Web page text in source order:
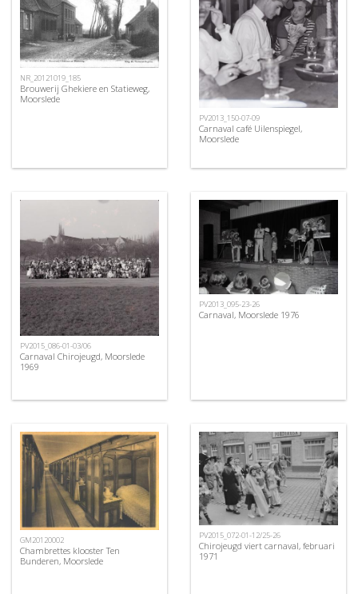
NR_20121019_185
Brouwerij Ghekiere en Statieweg,
Moorslede
PV2013_150-07-09
Carnaval café Uilenspiegel,
Moorslede
PV2015_086-01-03/06
Carnaval Chirojeugd, Moorslede
1969
PV2013_095-23-26
Carnaval, Moorslede 1976
GM20120002
Chambrettes klooster Ten
Bunderen, Moorslede
PV2015_072-01-12/25-26
Chirojeugd viert carnaval, februari
1971